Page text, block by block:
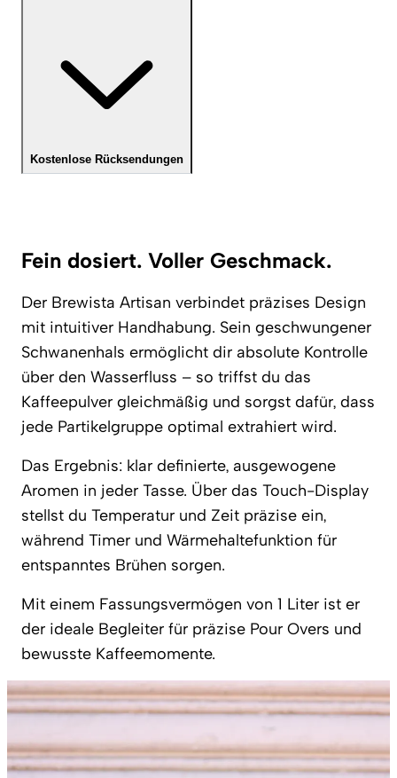
Kostenlose Rücksendungen
Fein dosiert. Voller Geschmack.
Der Brewista Artisan verbindet präzises Design
mit intuitiver Handhabung. Sein geschwungener
Schwanenhals ermöglicht dir absolute Kontrolle
über den Wasserfluss – so triffst du das
Kaffeepulver gleichmäßig und sorgst dafür, dass
jede Partikelgruppe optimal extrahiert wird.
Das Ergebnis: klar definierte, ausgewogene
Aromen in jeder Tasse. Über das Touch-Display
stellst du Temperatur und Zeit präzise ein,
während Timer und Wärmehaltefunktion für
entspanntes Brühen sorgen.
Mit einem Fassungsvermögen von 1 Liter ist er
der ideale Begleiter für präzise Pour Overs und
bewusste Kaffeemomente.